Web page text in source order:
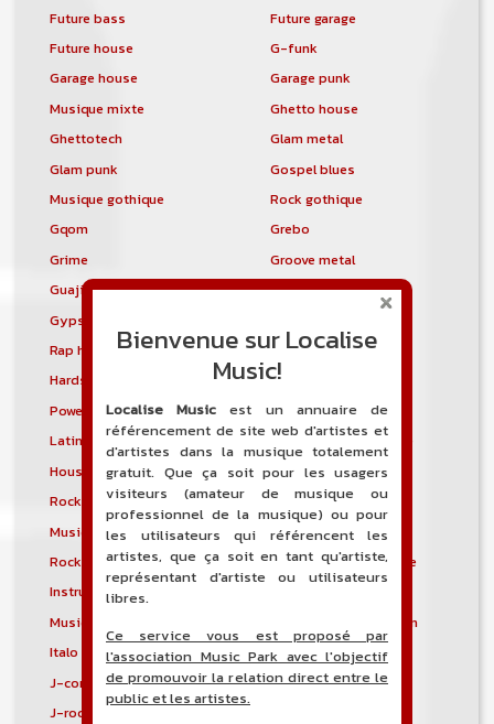
Future bass
Future garage
Future house
G-funk
Garage house
Garage punk
Musique mixte
Ghetto house
Ghettotech
Glam metal
Glam punk
Gospel blues
Musique gothique
Rock gothique
Gqom
Grebo
Grime
Groove metal
Guajira
Guaracha
Gypsy punk
Rap hardcore
Industrial hardcore
Hardstep
Hardstyle
Power noise
Heavenly voices
Latin metal
Musique hindoustanie
House progressive
Tropical house
Rock indépendant
Indietronica
Musique industrielle
Metal industriel
Rock industriel
Musique instrumentale
Instrumental
Musique irlandaise
Rock progressif italien
Italo Disco
Italo house
J-core
J-pop
J-rock
Bienvenue sur Localise
Music!
Localise Music est un annuaire de
référencement de site web d'artistes et
d'artistes dans la musique totalement
gratuit. Que ça soit pour les usagers
visiteurs (amateur de musique ou
professionnel de la musique) ou pour
les utilisateurs qui référencent les
artistes, que ça soit en tant qu'artiste,
représentant d'artiste ou utilisateurs
libres.
Ce service vous est proposé par
l'association Music Park avec l'objectif
de promouvoir la relation direct entre le
public et les artistes.